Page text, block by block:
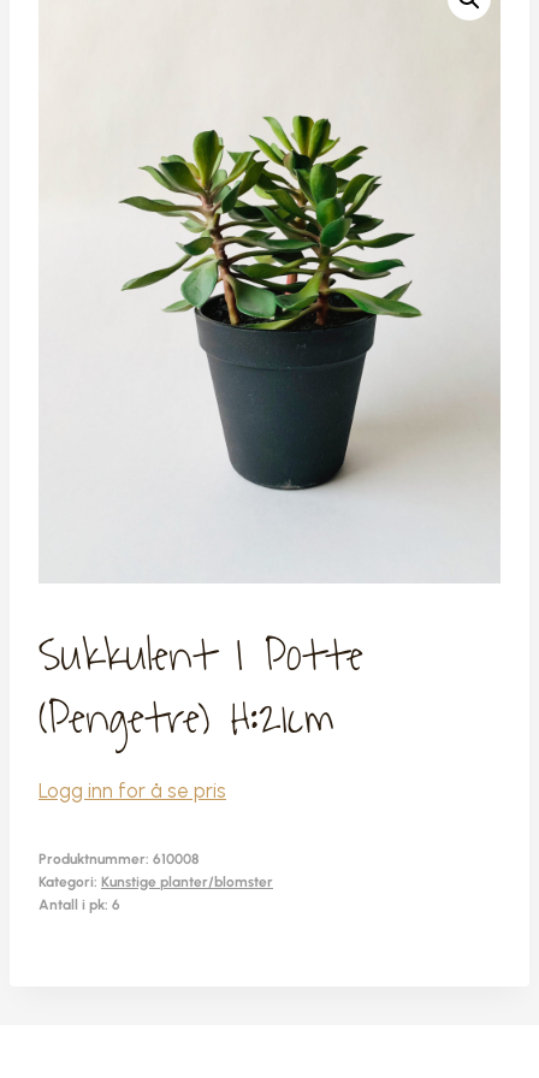
Sukkulent I Potte
(pengetre) H:21cm
Logg inn for å se pris
Produktnummer: 610008
Kategori: Kunstige planter/blomster
Antall i pk: 6